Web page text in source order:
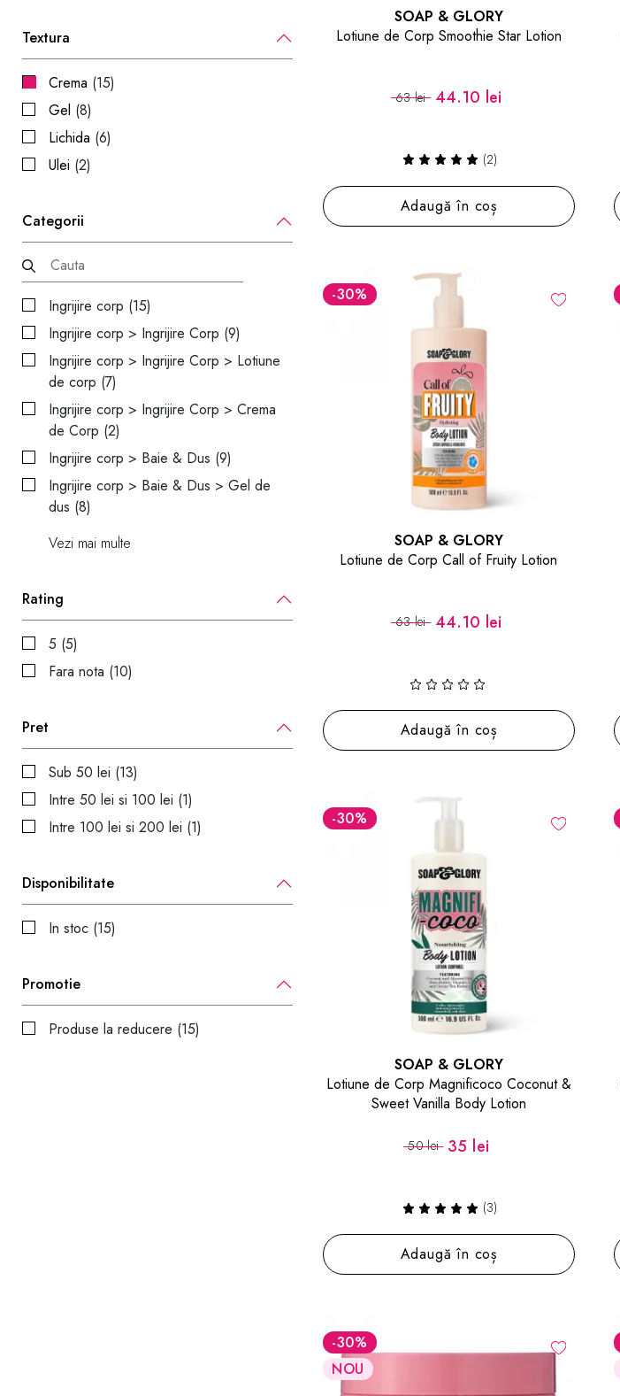
Textura
Crema (15)
Gel (8)
Lichida (6)
Ulei (2)
Categorii
Ingrijire corp (15)
Ingrijire corp > Ingrijire Corp (9)
Ingrijire corp > Ingrijire Corp > Lotiune
de corp (7)
Ingrijire corp > Ingrijire Corp > Crema
de Corp (2)
Ingrijire corp > Baie & Dus (9)
Ingrijire corp > Baie & Dus > Gel de
dus (8)
Vezi mai multe
Rating
5 (5)
Fara nota (10)
Pret
Sub 50 lei (13)
Intre 50 lei si 100 lei (1)
Intre 100 lei si 200 lei (1)
Disponibilitate
In stoc (15)
Promotie
Produse la reducere (15)
SOAP & GLORY
Lotiune de Corp Smoothie Star Lotion
63 lei 44.10 lei
(2)
Adaugă în coș
-30%
SOAP & GLORY
Lotiune de Corp Call of Fruity Lotion
63 lei 44.10 lei
Adaugă în coș
-30%
SOAP & GLORY
Lotiune de Corp Magnificoco Coconut &
Sweet Vanilla Body Lotion
50 lei 35 lei
(3)
Adaugă în coș
-30%
NOU